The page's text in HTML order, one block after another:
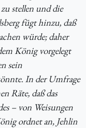
stellen und die
fügt hinzu, daß
würde; daher
König vorgelegt
sein
In der Umfrage
Räte, daß das
– von Weisungen
ordnet an, Jehlin